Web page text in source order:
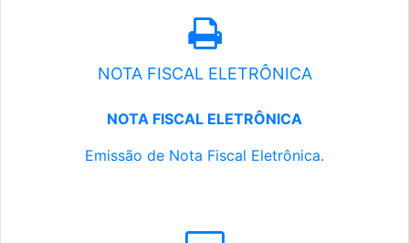
NOTA FISCAL ELETRÔNICA
NOTA FISCAL ELETRÔNICA
Emissão de Nota Fiscal Eletrônica.